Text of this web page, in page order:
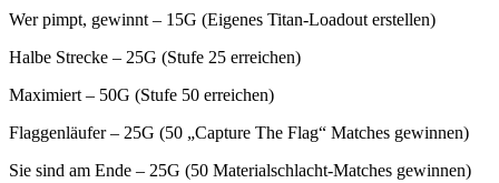
Wer pimpt, gewinnt – 15G (Eigenes Titan-Loadout erstellen)
Halbe Strecke – 25G (Stufe 25 erreichen)
Maximiert – 50G (Stufe 50 erreichen)
Flaggenläufer – 25G (50 „Capture The Flag“ Matches gewinnen)
Sie sind am Ende – 25G (50 Materialschlacht-Matches gewinnen)